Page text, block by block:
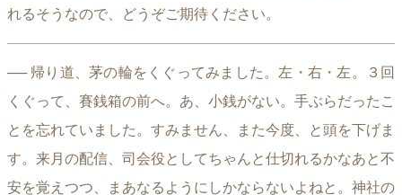
れるそうなので、どうぞご期待ください。
── 帰り道、茅の輪をくぐってみました。左・右・左。３回
くぐって、賽銭箱の前へ。あ、小銭がない。手ぶらだったこ
とを忘れていました。すみません、また今度、と頭を下げま
す。来月の配信、司会役としてちゃんと仕切れるかなあと不
安を覚えつつ、まあなるようにしかならないよねと。神社の